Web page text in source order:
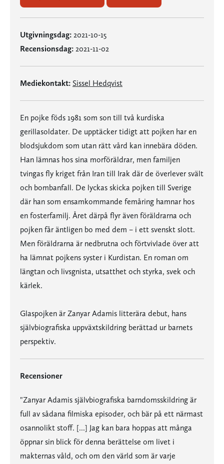
Utgivningsdag: 2021-10-15
Recensionsdag: 2021-11-02
Mediekontakt: Sissel Hedqvist
En pojke föds 1981 som son till två kurdiska
gerillasoldater. De upptäcker tidigt att pojken har en
blodsjukdom som utan rätt vård kan innebära döden.
Han lämnas hos sina morföräldrar, men familjen
tvingas fly kriget från Iran till Irak där de överlever svält
och bombanfall. De lyckas skicka pojken till Sverige
där han som ensamkommande femåring hamnar hos
en fosterfamilj. Året därpå flyr även föräldrarna och
pojken får äntligen bo med dem – i ett svenskt slott.
Men föräldrarna är nedbrutna och förtvivlade över att
ha lämnat pojkens syster i Kurdistan. En roman om
längtan och livsgnista, utsatthet och styrka, svek och
kärlek.
Glaspojken är Zanyar Adamis litterära debut, hans
självbiografiska uppväxtskildring berättad ur barnets
perspektiv.
Recensioner
"Zanyar Adamis självbiografiska barndomsskildring är
full av sådana filmiska episoder, och bär på ett närmast
osannolikt stoff. [...] Jag kan bara hoppas att många
öppnar sin blick för denna berättelse om livet i
makternas våld, och om den värld som är varje